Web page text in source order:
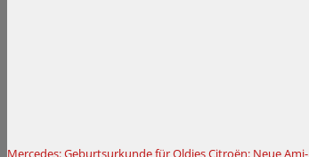
Mercedes: Geburtsurkunde für OldiesCitroën: Neue Ami-